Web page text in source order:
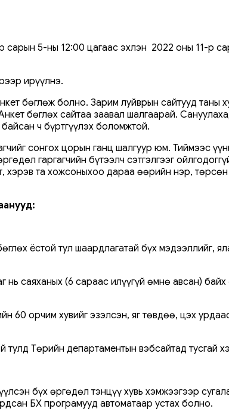
5-ны 12:00 цагаас эхлэн 2022 оны 11-р
ирүүлнэ.
бөглөж болно. Зарим луйврын сайтууд таны
бөглөх сайтаа заавал шалгаарай.
ч бүртгүүлэх боломжтой.
сонгох цорын ганц шалгуур юм. Тиймээс
гаргагчийн бүтээлч сэтгэлгээг
хэрэв та хожсоныхоо дараа өөрийн нэр,
ёстой тул шаардлагатай бүх мэдээллийг,
саяханых (6 сараас илүүгүй өмнө авсан)
60 орчим хувийг эзэлсэн, яг төвдөө, цэх
тулд Төрийн департаментын вэбсайтад тусгай
бүх өргөдөл тэнцүү хувь хэмжээгээр
БҮХ програмууд автоматаар устах болно.